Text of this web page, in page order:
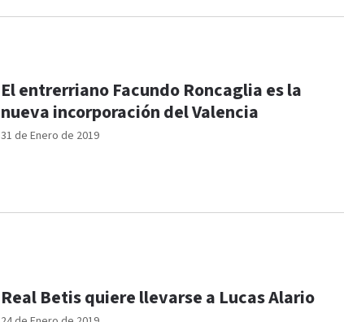
31 de Enero de 2019
El entrerriano Facundo Roncaglia es la
nueva incorporación del Valencia
Real Betis quiere llevarse a Lucas Alario